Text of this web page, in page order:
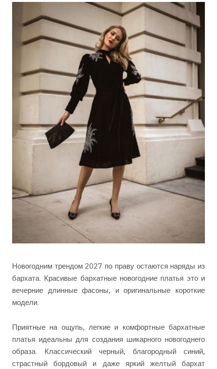
Новогодним трендом 2027 по праву остаются наряды из
бархата. Красивые бархатные новогодние платья это и
вечерние длинные фасоны, и оригинальные короткие
модели.
Приятные на ощупь, легкие и комфортные бархатные
платья идеальны для создания шикарного новогоднего
образа. Классический черный, благородный синий,
страстный бордовый и даже яркий желтый бархат